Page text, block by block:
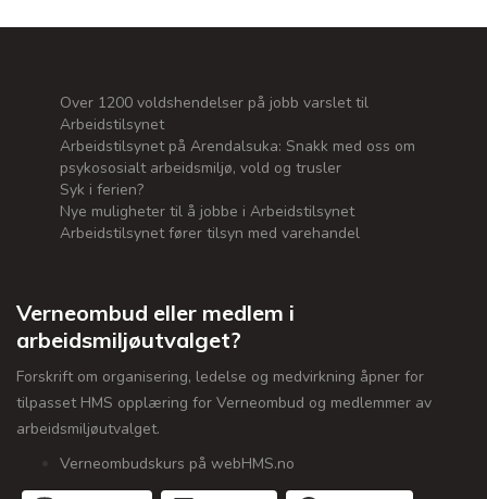
Over 1200 voldshendelser på jobb varslet til
Arbeidstilsynet
Arbeidstilsynet på Arendalsuka: Snakk med oss om
psykososialt arbeidsmiljø, vold og trusler
Syk i ferien?
Nye muligheter til å jobbe i Arbeidstilsynet
Arbeidstilsynet fører tilsyn med varehandel
Verneombud eller medlem i
arbeidsmiljøutvalget?
Forskrift om organisering, ledelse og medvirkning åpner for
tilpasset HMS opplæring for Verneombud og medlemmer av
arbeidsmiljøutvalget.
Verneombudskurs på webHMS.no